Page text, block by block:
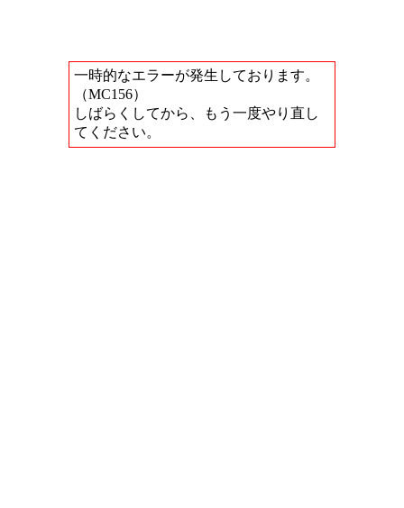
一時的なエラーが発生しております。
（MC156）
しばらくしてから、もう一度やり直し
てください。